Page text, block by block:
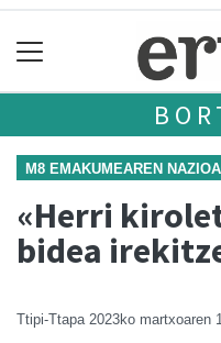
M8 EMAKUMEAREN
«Herri
bidea
Ttipi-Ttapa 2023ko martxoaren